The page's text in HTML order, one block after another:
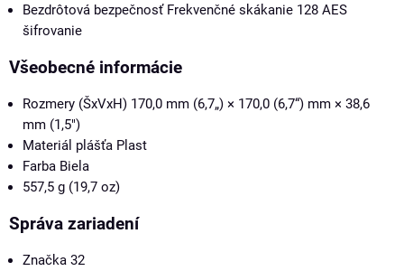
Bezdrôtová bezpečnosť Frekvenčné skákanie 128 AES
šifrovanie
Všeobecné informácie
Rozmery (ŠxVxH) 170,0 mm (6,7„) × 170,0 (6,7“) mm × 38,6
mm (1,5")
Materiál plášťa Plast
Farba Biela
557,5 g (19,7 oz)
Správa zariadení
Značka 32